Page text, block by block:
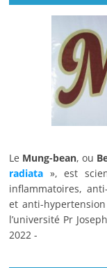
Le Mung-bean, ou
radiata », est
inflammatoires,
et anti-
l’université Pr
2022 -